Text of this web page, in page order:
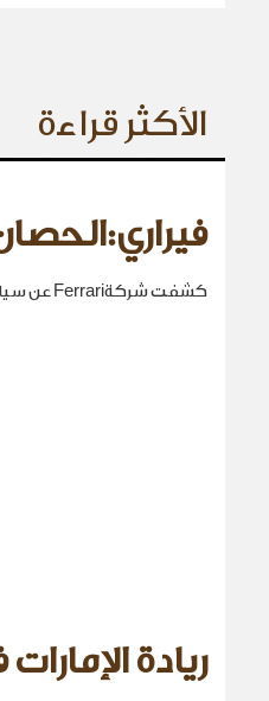
الأكثر قراءة
كشفت شركةFerrari عن سيارة“Luce”، أول سيارة كهربائية بالكامل في تاريخها.
ريادة